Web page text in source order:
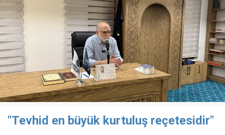
"Tevhid en büyük kurtuluş reçetesidir"